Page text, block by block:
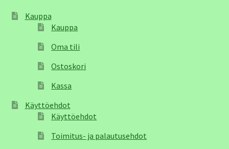
Kauppa
Kauppa
Oma tili
Ostoskori
Kassa
Käyttöehdot
Käyttöehdot
Toimitus- ja palautusehdot